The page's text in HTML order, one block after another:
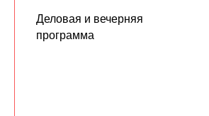
Деловая и вечерняя
программа